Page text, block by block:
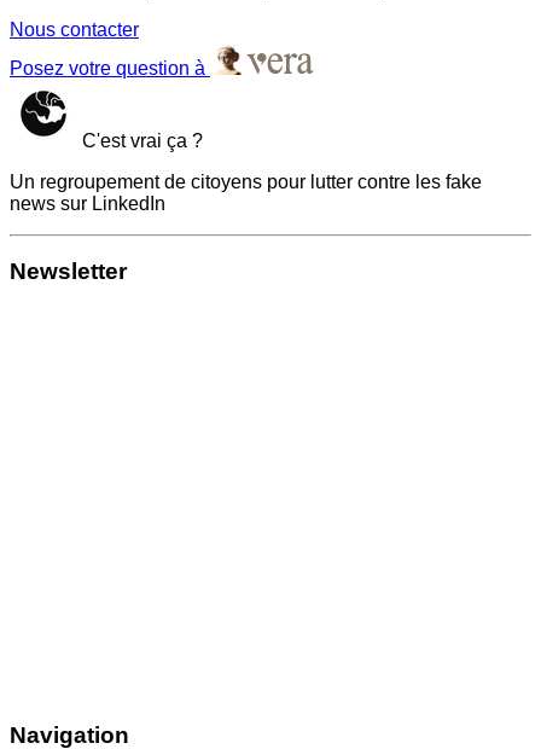
Nous contacter
Posez votre question à
C'est vrai ça ?
Un regroupement de citoyens pour lutter contre les fake
news sur LinkedIn
Newsletter
Navigation